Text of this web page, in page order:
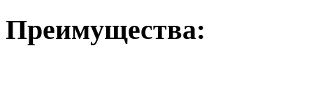
Преимущества: